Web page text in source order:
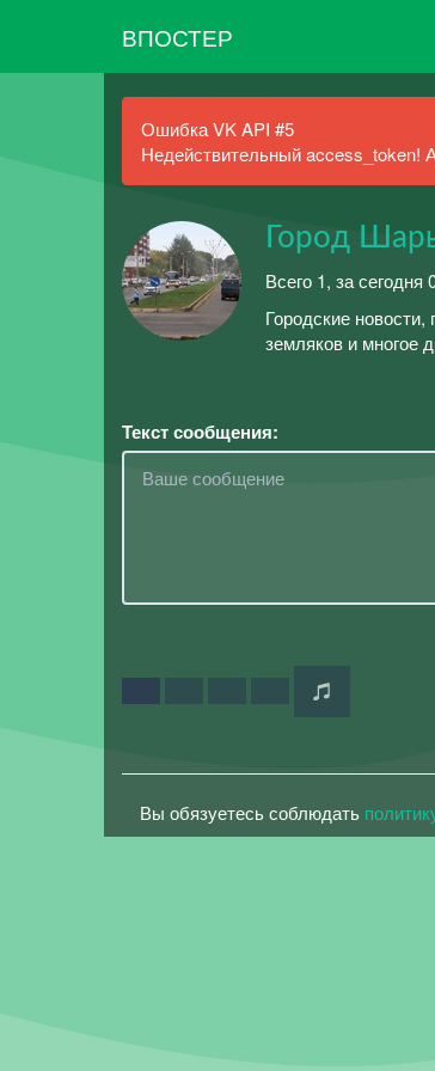
ВПОСТЕР
Ошибка VK API #5
Недействительный access_token!
Город
Всего 1, за
Городские
земляков и многое
Текст сообщения:
Вы обязуетесь соблюдать